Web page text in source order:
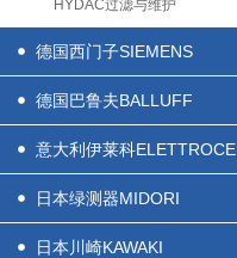
HYDAC过滤与维护
德国西门子SIEMENS
德国巴鲁夫BALLUFF
意大利伊莱科ELETTROCE
日本绿测器MIDORI
日本川崎KAWAKI